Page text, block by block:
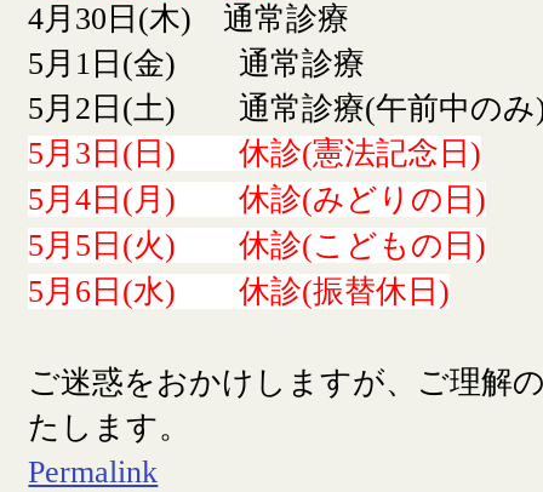
4月30日(木) 通常診療
5月1日(金) 通常診療
5月2日(土) 通常診療(午前中のみ
5月3日(日) 休診(憲法記念日)
5月4日(月) 休診(みどりの日)
5月5日(火) 休診(こどもの日)
5月6日(水) 休診(振替休日)
ご迷惑をおかけしますが、ご理解
たします。
Permalink